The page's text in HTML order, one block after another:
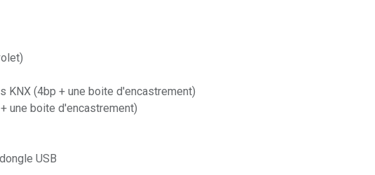
(4bp + une boite d'encastrement)
une boite d'encastrement)
USB